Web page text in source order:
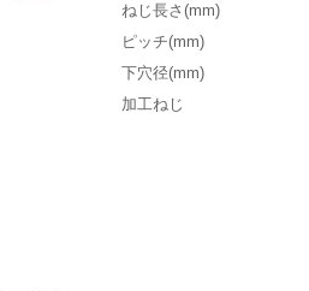
ねじ長さ(mm)
ピッチ(mm)
下穴径(mm)
加工ねじ